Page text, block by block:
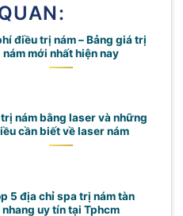
điều trị nám – Bảng giá trị
nám mới nhất hiện nay
nám bằng laser và những
cần biết về laser nám
5 địa chỉ spa trị nám tàn
nhang uy tín tại Tphcm